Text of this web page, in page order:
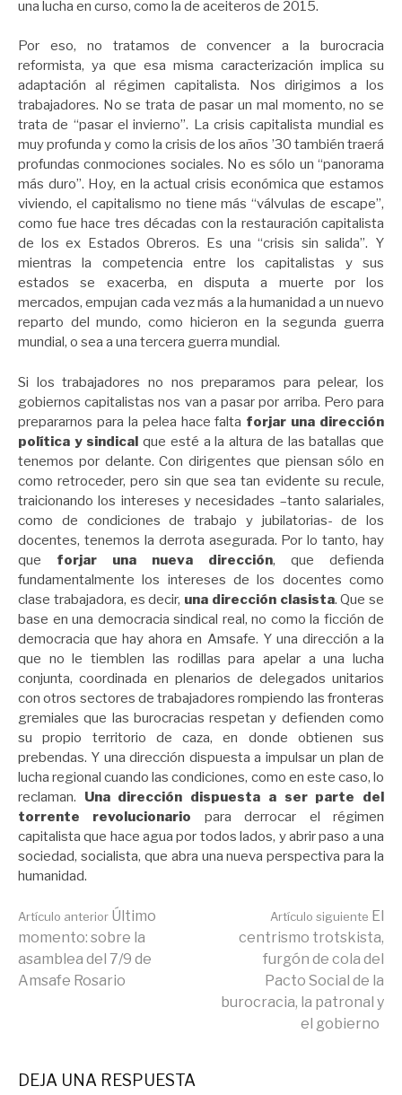
una lucha en curso, como la de aceiteros de 2015.
Por eso, no tratamos de convencer a la burocracia
reformista, ya que esa misma caracterización implica su
adaptación al régimen capitalista. Nos dirigimos a los
trabajadores. No se trata de pasar un mal momento, no se
trata de “pasar el invierno”. La crisis capitalista mundial es
muy profunda y como la crisis de los años ’30 también traerá
profundas conmociones sociales. No es sólo un “panorama
más duro”. Hoy, en la actual crisis económica que estamos
viviendo, el capitalismo no tiene más “válvulas de escape”,
como fue hace tres décadas con la restauración capitalista
de los ex Estados Obreros. Es una “crisis sin salida”. Y
mientras la competencia entre los capitalistas y sus
estados se exacerba, en disputa a muerte por los
mercados, empujan cada vez más a la humanidad a un nuevo
reparto del mundo, como hicieron en la segunda guerra
mundial, o sea a una tercera guerra mundial.
Si los trabajadores no nos preparamos para pelear, los
gobiernos capitalistas nos van a pasar por arriba. Pero para
prepararnos para la pelea hace falta forjar una dirección
política y sindical que esté a la altura de las batallas que
tenemos por delante. Con dirigentes que piensan sólo en
como retroceder, pero sin que sea tan evidente su recule,
traicionando los intereses y necesidades –tanto salariales,
como de condiciones de trabajo y jubilatorias- de los
docentes, tenemos la derrota asegurada. Por lo tanto, hay
que forjar una nueva dirección, que defienda
fundamentalmente los intereses de los docentes como
clase trabajadora, es decir, una dirección clasista. Que se
base en una democracia sindical real, no como la ficción de
democracia que hay ahora en Amsafe. Y una dirección a la
que no le tiemblen las rodillas para apelar a una lucha
conjunta, coordinada en plenarios de delegados unitarios
con otros sectores de trabajadores rompiendo las fronteras
gremiales que las burocracias respetan y defienden como
su propio territorio de caza, en donde obtienen sus
prebendas. Y una dirección dispuesta a impulsar un plan de
lucha regional cuando las condiciones, como en este caso, lo
reclaman. Una dirección dispuesta a ser parte del
torrente revolucionario para derrocar el régimen
capitalista que hace agua por todos lados, y abrir paso a una
sociedad, socialista, que abra una nueva perspectiva para la
humanidad.
Seguir
leyendo
Artículo anterior Último
momento: sobre la
asamblea del 7/9 de
Amsafe Rosario
Artículo siguiente El
centrismo trotskista,
furgón de cola del
Pacto Social de la
burocracia, la patronal y
el gobierno
DEJA UNA RESPUESTA